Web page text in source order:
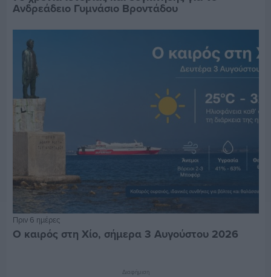
Ανδρεάδειο Γυμνάσιο Βροντάδου
Πριν 6 ημέρες
Ο καιρός στη Χίο, σήμερα 3 Αυγούστου 2026
Διαφήμιση